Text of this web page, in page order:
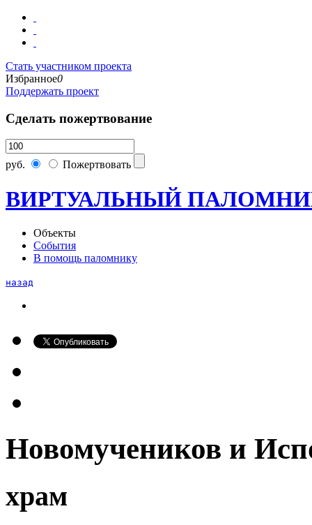
Стать участником проекта
Избранное0
Поддержать проект
Сделать пожертвование
руб. Пожертвовать
ВИРТУАЛЬНЫЙ
Объекты
События
В помощь паломнику
назад
Новомучеников и
храм